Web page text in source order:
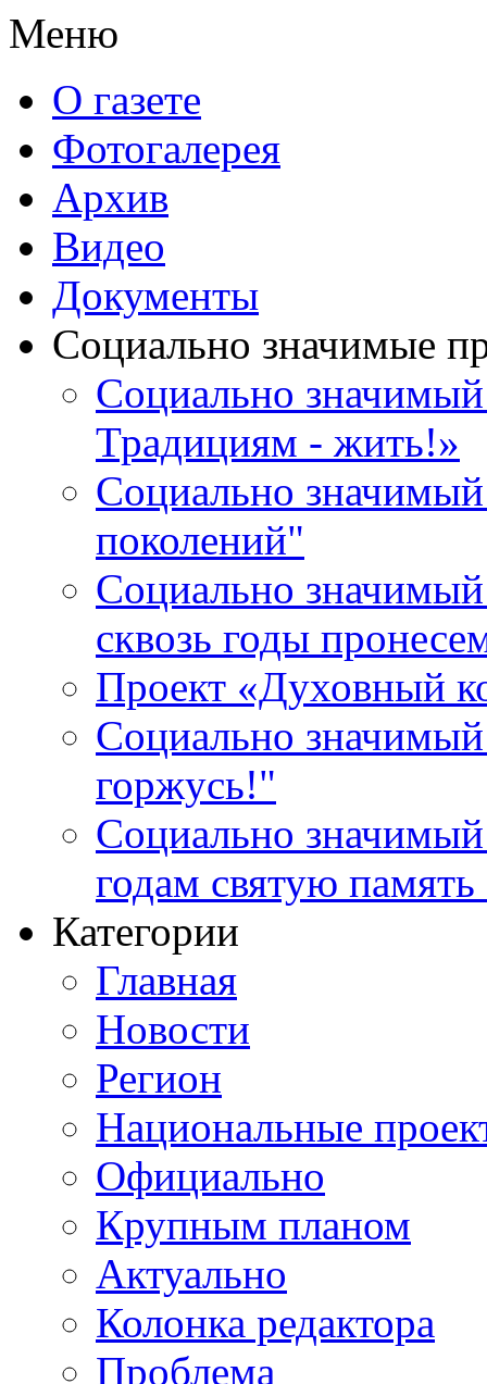
Меню
О газете
Фотогалерея
Архив
Видео
Документы
Социально значимые
Социально
Традициям - жить!»
Социально значимый
поколений"
Социально
сквозь годы
Проект «Духовный
Социально
горжусь!"
Социально
годам святую
Категории
Главная
Новости
Регион
Национальные
Официально
Крупным планом
Актуально
Колонка редактора
Проблема